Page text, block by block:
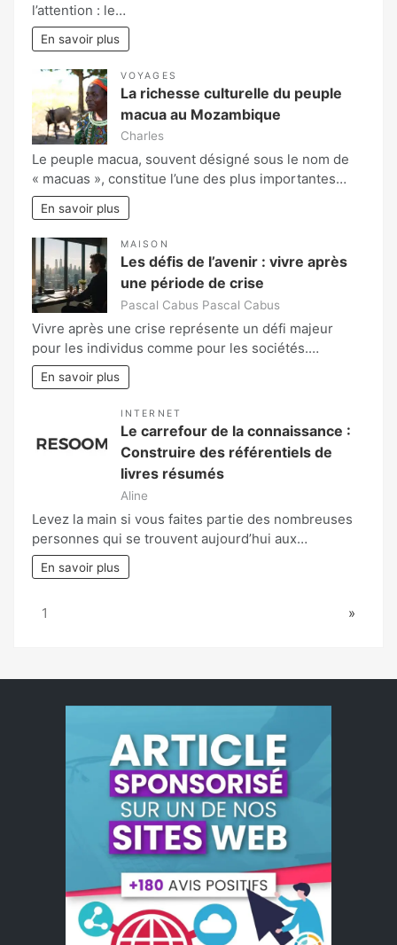
l’attention : le…
En savoir plus
VOYAGES
La richesse culturelle du peuple
macua au Mozambique
Charles
Le peuple macua, souvent désigné sous le nom de
« macuas », constitue l’une des plus importantes…
En savoir plus
MAISON
Les défis de l’avenir : vivre après
une période de crise
Pascal Cabus Pascal Cabus
Vivre après une crise représente un défi majeur
pour les individus comme pour les sociétés.…
En savoir plus
INTERNET
Le carrefour de la connaissance :
Construire des référentiels de
livres résumés
Aline
Levez la main si vous faites partie des nombreuses
personnes qui se trouvent aujourd’hui aux…
En savoir plus
Page:
1 Next
»